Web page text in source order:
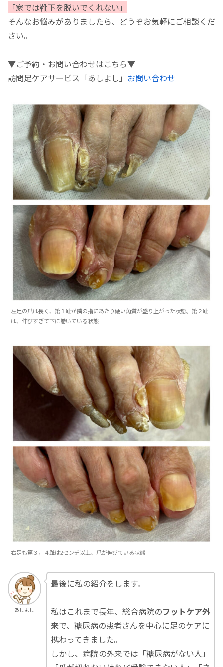
「家では靴下を脱いでくれない」
そんなお悩みがありましたら、どうぞお気軽にご相談くだ
さい。
▼ご予約・お問い合わせはこちら▼
訪問足ケアサービス「あしよし」 お問い合わせ
左足の爪は長く、第１趾が隣の指にあたり硬い角質が盛り上がった状態。第２趾
は、伸びすぎて下に巻いている状態
右足も第３，４趾は2センチ以上、爪が伸びている状態
あしよし
最後に私の紹介をします。
私はこれまで長年、総合病院のフットケア外
来で、糖尿病の患者さんを中心に足のケアに
携わってきました。
しかし、病院の外来では「糖尿病がない人」